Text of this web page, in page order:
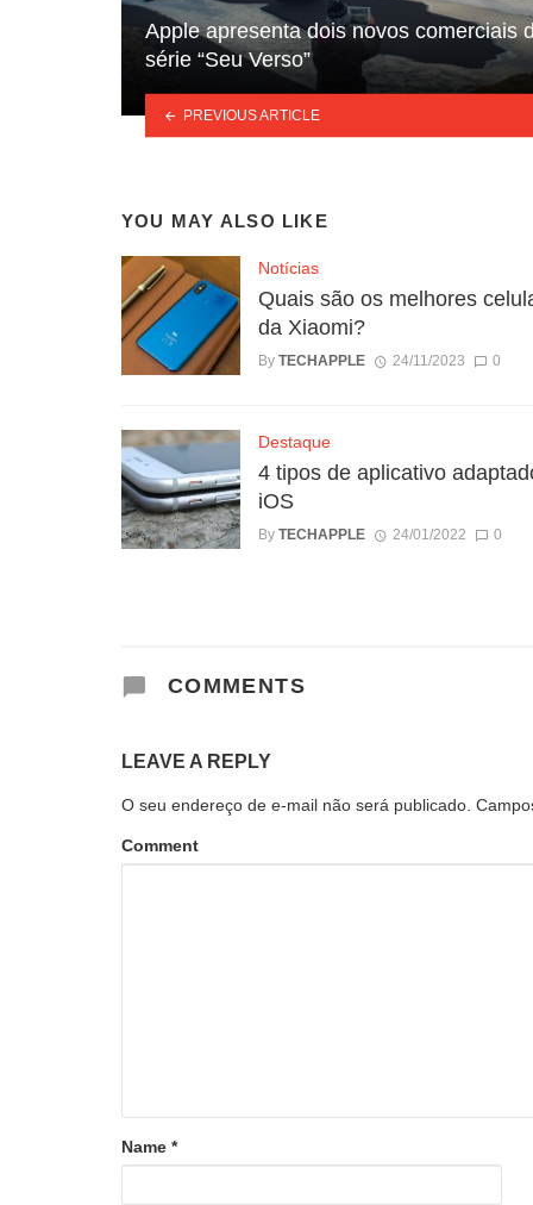
Apple apresenta dois novos comerciais
série “Seu Verso”
PREVIOUS ARTICLE
YOU MAY ALSO LIKE
Notícias
Quais são os melhores
da Xiaomi?
By TECHAPPLE 24/11/2023 0
Destaque
4 tipos de aplicativo
iOS
By TECHAPPLE 24/01/2022 0
COMMENTS
LEAVE A REPLY
O seu endereço de e-mail não será publicado.
Comment
Name *